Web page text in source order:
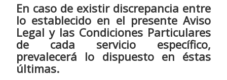
En caso de existir discrepancia entre
lo establecido en el presente Aviso
Legal y las Condiciones Particulares
de cada servicio específico,
prevalecerá lo dispuesto en éstas
últimas.